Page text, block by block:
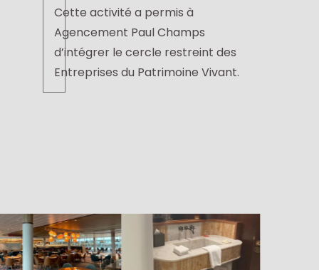
Cette activité a permis à
Agencement Paul Champs
d’intégrer le cercle restreint des
Entreprises du Patrimoine Vivant.